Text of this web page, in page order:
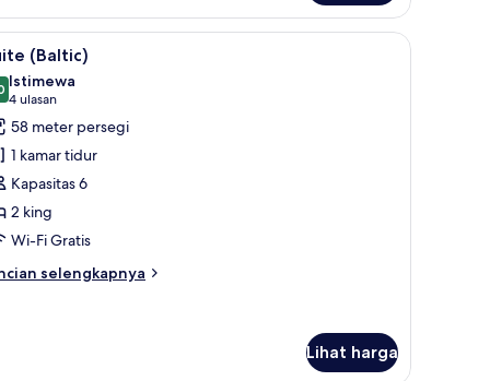
keluarga | TV layar datar Suite (Baltic) | Pemandangan dari kamar
11 (Baltic)
dari 10
Istimewa
4 ulasan
(4
ulasan)
58 meter persegi
1 kamar tidur
Kapasitas 6
2 king
Wi-Fi Gratis
selengkapnya
Lihat harga